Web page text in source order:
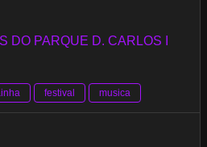
DO PARQUE D. CARLOS I
festival musica